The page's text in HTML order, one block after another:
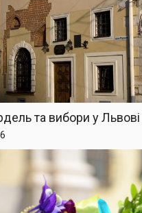
та вибори у Львові